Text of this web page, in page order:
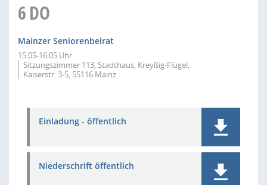
6DO
Mainzer Seniorenbeirat
15:05-16:05 Uhr
Sitzungszimmer 113, Stadthaus, Kreyßig-Flügel,
Kaiserstr. 3-5, 55116 Mainz
Einladung - öffentlich
Niederschrift öffentlich